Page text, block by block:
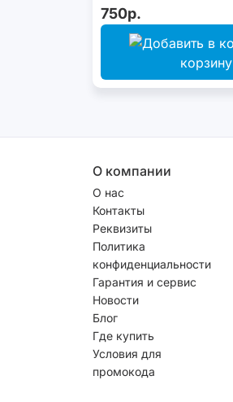
750р.
корзину
О компании
О нас
Контакты
Реквизиты
Политика
конфиденциальности
Гарантия и сервис
Новости
Блог
Где купить
Условия для
промокода